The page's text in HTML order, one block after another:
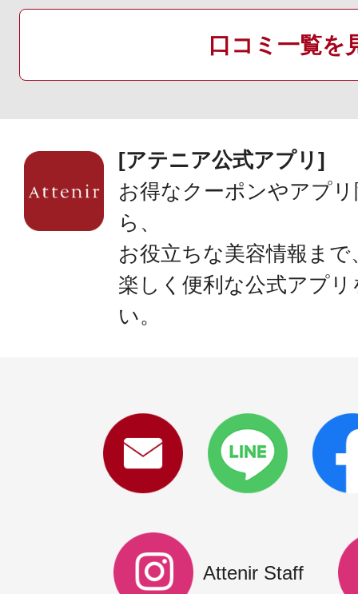
口コミ一覧を
[アテニア公式アプリ]
お得なクーポンやアプ
ら、
お役立ちな美容情報まで
楽しく便利な公式アプ
い。
Attenir Staff